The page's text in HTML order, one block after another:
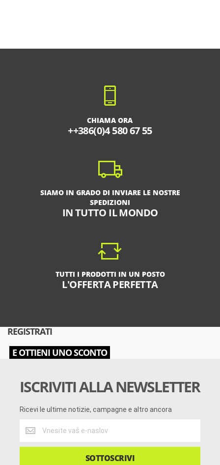
CHIAMA ORA
++386(0)4 580 67 55
SIAMO IN GRADO DI INVIARE LE NOSTRE
SPEDIZIONI
IN TUTTO IL MONDO
TUTTI I PRODOTTI IN UN POSTO
L'OFFERTA PERFETTA
REGISTRATI
E OTTIENI UNO SCONTO
ISCRIVITI ALLA NEWSLETTER
Ricevi le ultime notizie, campagne e altro ancora
SOTTOSCRIVI